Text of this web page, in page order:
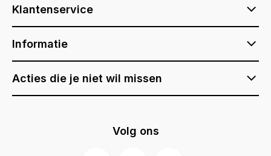
Klantenservice
Informatie
Acties die je niet wil missen
Volg ons